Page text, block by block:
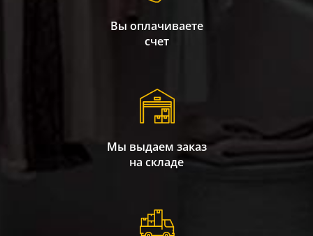
Вы оплачиваете
счет
Мы выдаем заказ
на складе